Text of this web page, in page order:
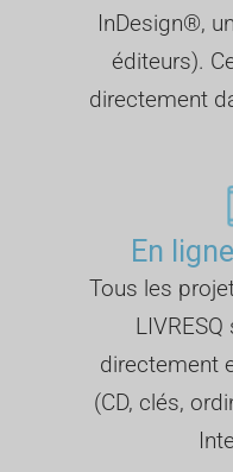
InDesign®,
éditeurs).
directement
En
Tous les
directement
(CD, clés,